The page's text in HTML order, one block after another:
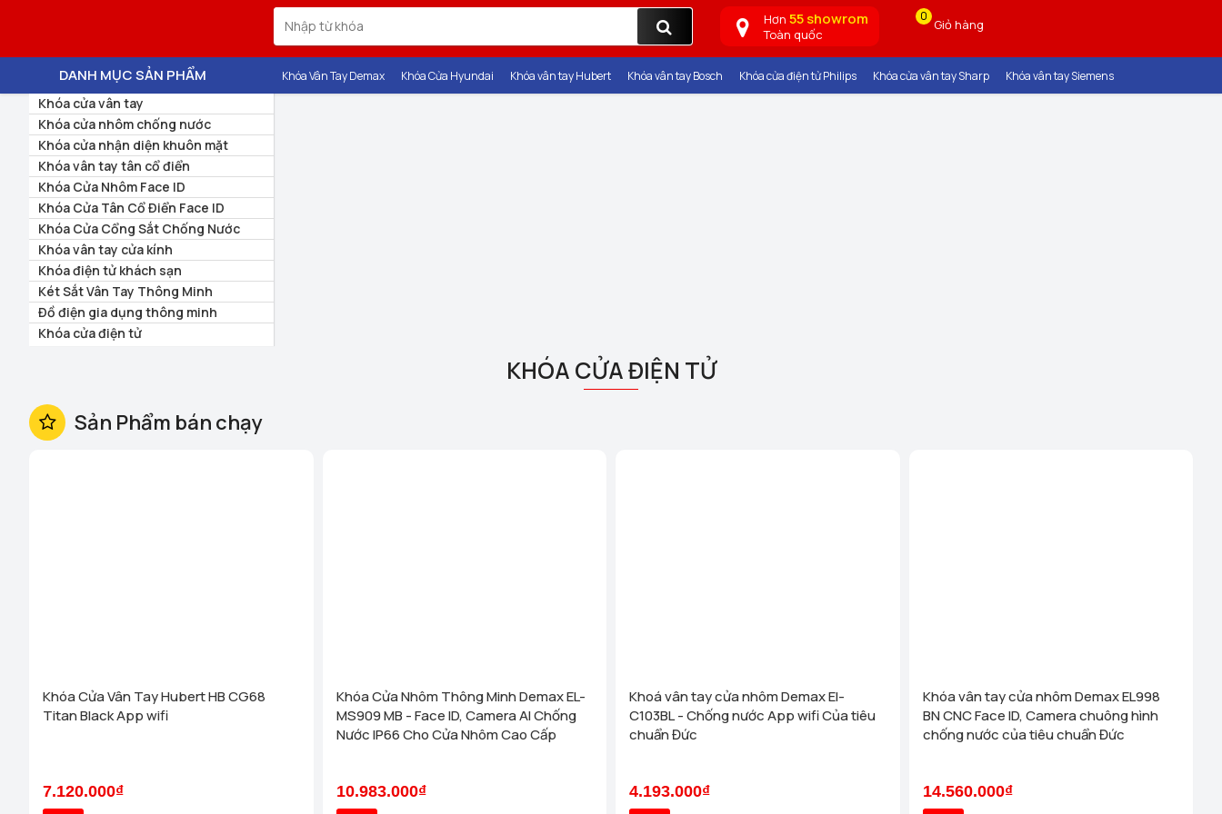
Hơn 55 showrom
Toàn quốc
0
Giỏ hàng
DANH MỤC SẢN PHẨM
Khóa cửa vân tay
Khóa cửa nhôm chống nước
Khóa cửa nhận diện khuôn mặt
Khóa vân tay tân cổ điển
Khóa Cửa Nhôm Face ID
Khóa Cửa Tân Cổ Điển Face ID
Khóa Cửa Cổng Sắt Chống Nước
Khóa vân tay cửa kính
Khóa điện tử khách sạn
Két Sắt Vân Tay Thông Minh
Đồ điện gia dụng thông minh
Khóa cửa điện tử
Khóa Vân Tay Demax Khóa Cửa Hyundai Khóa vân tay Hubert Khóa vân tay Bosch Khóa cửa điện tử Philips Khóa cửa vân tay Sharp Khóa vân tay Siemens
KHÓA CỬA ĐIỆN TỬ
Sản Phẩm bán chạy
Khóa Cửa Vân Tay Hubert HB CG68
Titan Black App wifi
7.120.000₫
Khóa Cửa Nhôm Thông Minh Demax EL-
MS909 MB - Face ID, Camera AI Chống
Nước IP66 Cho Cửa Nhôm Cao Cấp
10.983.000₫
Khoá vân tay cửa nhôm Demax El-
C103BL - Chống nước App wifi Của tiêu
chuẩn Đức
4.193.000₫
Khóa vân tay cửa nhôm Demax EL998
BN CNC Face ID, Camera chuông hình
chống nước của tiêu chuẩn Đức
14.560.000₫